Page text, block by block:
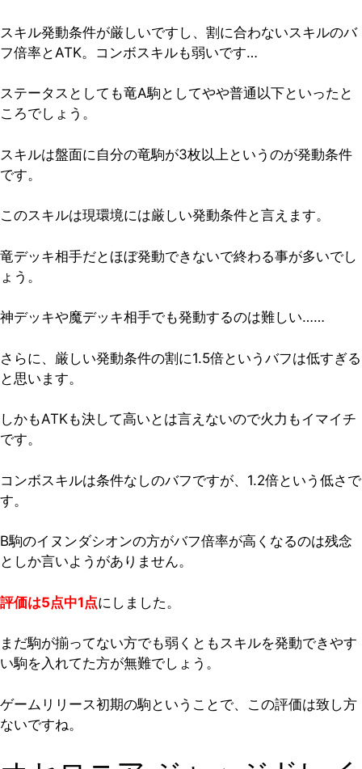
スキル発動条件が厳しいですし、割に合わないスキルのバ
フ倍率とATK。コンボスキルも弱いです…
ステータスとしても竜A駒としてやや普通以下といったと
ころでしょう。
スキルは盤面に自分の竜駒が3枚以上というのが発動条件
です。
このスキルは現環境には厳しい発動条件と言えます。
竜デッキ相手だとほぼ発動できないで終わる事が多いでし
ょう。
神デッキや魔デッキ相手でも発動するのは難しい……
さらに、厳しい発動条件の割に1.5倍というバフは低すぎる
と思います。
しかもATKも決して高いとは言えないので火力もイマイチ
です。
コンボスキルは条件なしのバフですが、1.2倍という低さで
す。
B駒のイヌンダシオンの方がバフ倍率が高くなるのは残念
としか言いようがありません。
評価は5点中1点にしました。
まだ駒が揃ってない方でも弱くともスキルを発動できやす
い駒を入れてた方が無難でしょう。
ゲームリリース初期の駒ということで、この評価は致し方
ないですね。